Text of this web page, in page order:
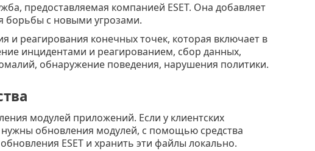
предоставляемая компанией ESET. Она добавляет
борьбы с новыми угрозами.
и реагирования конечных точек, которая включает в
инцидентами и реагированием, сбор данных,
обнаружение поведения, нарушения политики.
модулей приложений. Если у клиентских
обновления модулей, с помощью средства
ESET и хранить эти файлы локально.